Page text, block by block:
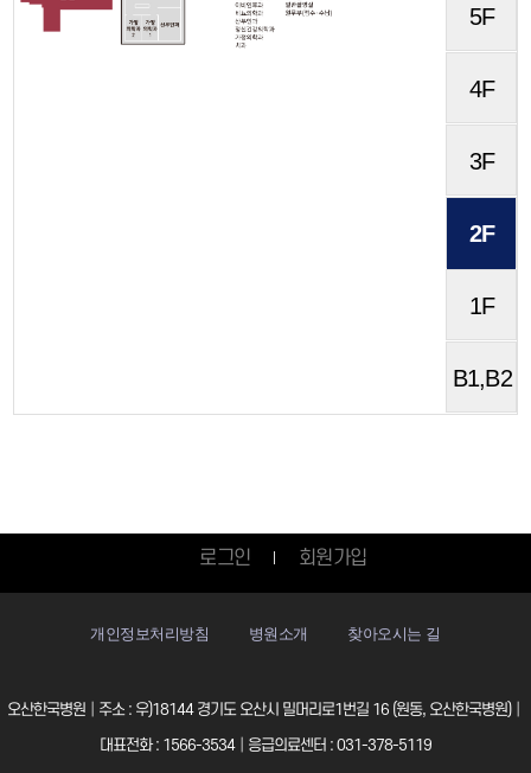
5F
4F
3F
2F
1F
B1,B2
로그인 회원가입
개인정보처리방침 병원소개 찾아오시는 길
오산한국병원│주소 : 우)18144 경기도 오산시 밀머리로1번길 16 (원동, 오산한국병원)│
대표전화 : 1566-3534│응급의료센터 : 031-378-5119